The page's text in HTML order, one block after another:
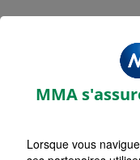
SARTHE
Accueil Assurance
MMA
Lorsque vous